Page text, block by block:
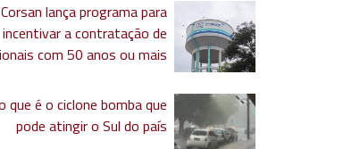
Corsan lança programa para
incentivar a contratação de
com 50 anos ou mais
que é o ciclone bomba que
pode atingir o Sul do país